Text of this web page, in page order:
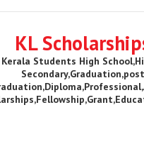
KL
Kerala Students High
Secondary,Graduation,post